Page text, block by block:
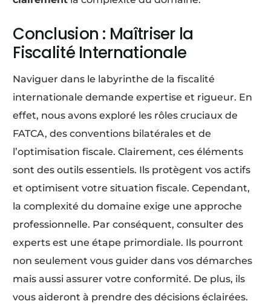
Conclusion : Maîtriser la
Fiscalité Internationale
Naviguer dans le labyrinthe de la fiscalité
internationale demande expertise et rigueur. En
effet, nous avons exploré les rôles cruciaux de
FATCA, des conventions bilatérales et de
l’optimisation fiscale. Clairement, ces éléments
sont des outils essentiels. Ils protègent vos actifs
et optimisent votre situation fiscale. Cependant,
la complexité du domaine exige une approche
professionnelle. Par conséquent, consulter des
experts est une étape primordiale. Ils pourront
non seulement vous guider dans vos démarches
mais aussi assurer votre conformité. De plus, ils
vous aideront à prendre des décisions éclairées.